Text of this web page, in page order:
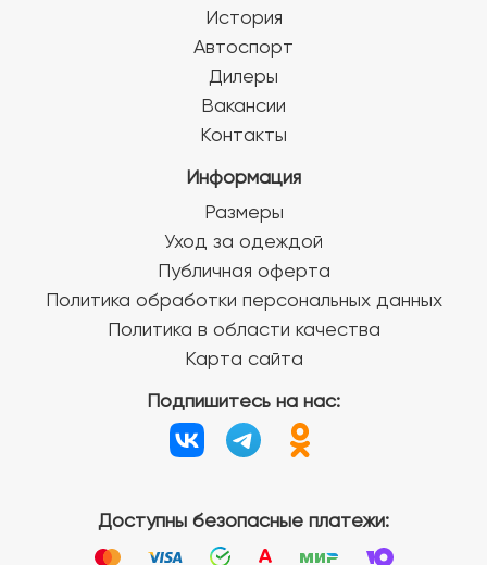
История
Автоспорт
Дилеры
Вакансии
Контакты
Информация
Размеры
Уход за одеждой
Публичная оферта
Политика обработки персональных данных
Политика в области качества
Карта сайта
Подпишитесь на нас:
Доступны безопасные платежи: